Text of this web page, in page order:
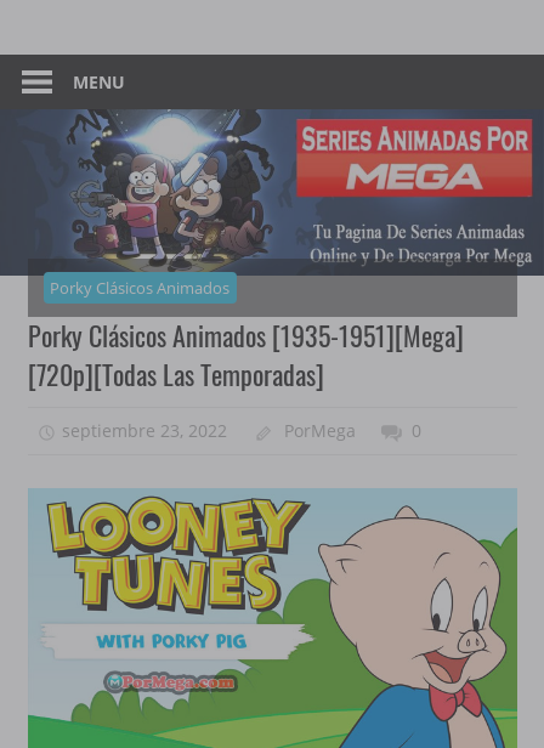
content
Series
Animadas
–
Por
Mega
Pagina
De
Descarga
Mega
MENU
Porky Clásicos Animados
Porky Clásicos Animados [1935-1951][Mega]
[720p][Todas Las Temporadas]
septiembre 23, 2022 PorMega 0